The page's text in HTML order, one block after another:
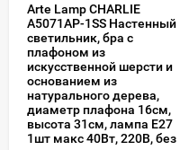
Arte Lamp CHARLIE
A5071AP-1SS Настенный
светильник, бра с
плафоном из
искусственной шерсти и
основанием из
натурального дерева,
диаметр плафона 16см,
высота 31см, лампа Е27
1шт макс 40Вт, 220В, без